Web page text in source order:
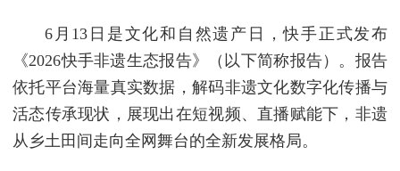
6月13日是文化和自然遗产日，快手正式发布
《2026快手非遗生态报告》（以下简称报告）。报告
依托平台海量真实数据，解码非遗文化数字化传播与
活态传承现状，展现出在短视频、直播赋能下，非遗
从乡土田间走向全网舞台的全新发展格局。